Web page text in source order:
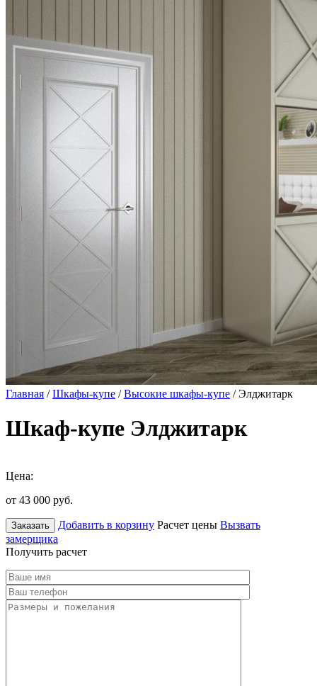
Главная /Шкафы-купе /Высокие шкафы-купе / Элджитарк
Шкаф-купе Элджитарк
Цена:
от 43 000 руб.
Заказать Добавить в корзину Расчет цены Вызвать
замерщика
Получить расчет